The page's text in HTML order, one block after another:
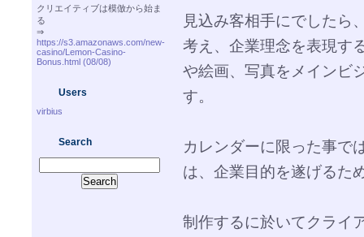
クリエイティブは模倣から始ま
る
⇒
https://s3.amazonaws.com/new-
casino/Lemon-Casino-
Bonus.html (08/08)
Users
virbius
Search
見込み客相手にでしたら
考え、企業理念を表現す
や絵画、写真をメインビ
す。
カレンダーに限った事で
は、企業目的を遂げるた
制作するに於いてクライ